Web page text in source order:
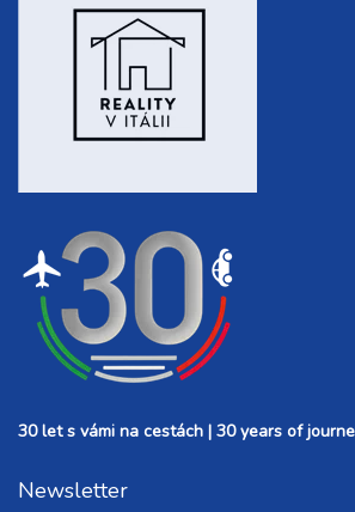
30 let s vámi na cestách | 30 years of
Newsletter